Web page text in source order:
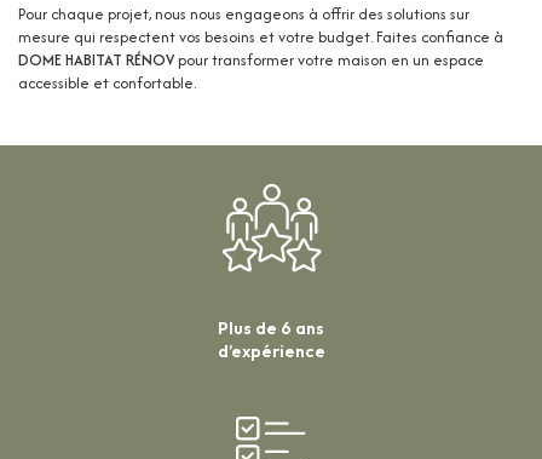
Pour chaque projet, nous nous engageons à offrir des solutions sur
mesure qui respectent vos besoins et votre budget. Faites confiance à
DOME HABITAT RÉNOV pour transformer votre maison en un espace
accessible et confortable.
Plus de 6 ans
d’expérience